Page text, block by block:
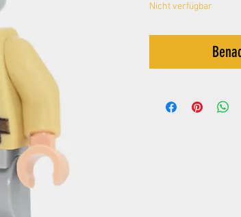
Nicht verfügbar